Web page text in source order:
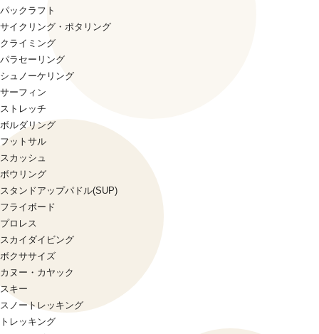
パックラフト
サイクリング・ポタリング
クライミング
パラセーリング
シュノーケリング
サーフィン
ストレッチ
ボルダリング
フットサル
スカッシュ
ボウリング
スタンドアップパドル(SUP)
フライボード
プロレス
スカイダイビング
ボクササイズ
カヌー・カヤック
スキー
スノートレッキング
トレッキング